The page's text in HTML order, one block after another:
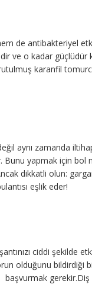
de antibakteriyel
ve o kadar güçlüdür
karanfil
aynı zamanda
yapmak için bol
dikkatli olun:
eşlik eder!
ciddi şekilde
olduğunu bildirdiği
gerekir.Diş